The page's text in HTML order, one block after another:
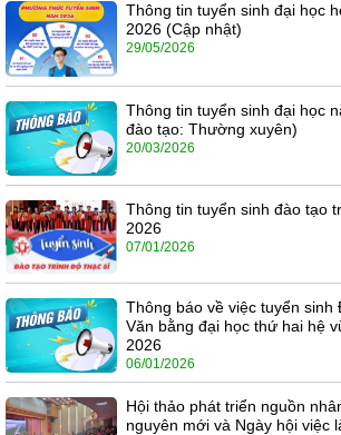
Thông tin tuyển sinh đại học
2026 (Cập nhật)
29/05/2026
Thông tin tuyển sinh đại học
đào tạo: Thường xuyên)
20/03/2026
Thông tin tuyển sinh đào tạo
2026
07/01/2026
Thông báo về việc tuyển sinh
Văn bằng đại học thứ hai hệ
2026
06/01/2026
Hội thảo phát triển nguồn
nguyên mới và Ngày hội việc